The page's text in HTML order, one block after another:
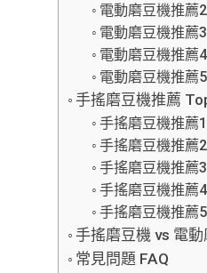
電動磨豆機推薦
電動磨豆機推薦
電動磨豆機推薦
電動磨豆機推薦
手搖磨豆機推薦
手搖磨豆機推薦
手搖磨豆機推薦
手搖磨豆機推薦
手搖磨豆機推薦
手搖磨豆機推薦
手搖磨豆機 vs 電
常見問題 FAQ